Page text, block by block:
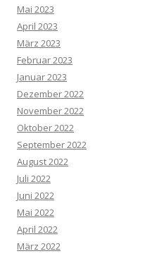
Mai 2023
April 2023
März 2023
Februar 2023
Januar 2023
Dezember 2022
November 2022
Oktober 2022
September 2022
August 2022
Juli 2022
Juni 2022
Mai 2022
April 2022
März 2022